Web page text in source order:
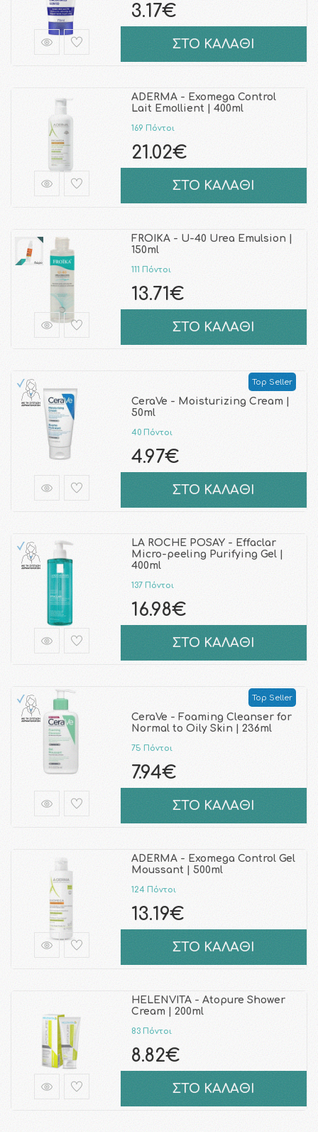
3.17€
ΣΤΟ ΚΑΛΑΘΙ
ADERMA - Exomega Control
Lait Emollient | 400ml
169 Πόντοι
21.02€
ΣΤΟ ΚΑΛΑΘΙ
FROIKA - U-40 Urea Emulsion |
150ml
111 Πόντοι
13.71€
ΣΤΟ ΚΑΛΑΘΙ
Top Seller
CeraVe - Moisturizing Cream |
50ml
40 Πόντοι
4.97€
ΣΤΟ ΚΑΛΑΘΙ
LA ROCHE POSAY - Effaclar
Micro-peeling Purifying Gel |
400ml
137 Πόντοι
16.98€
ΣΤΟ ΚΑΛΑΘΙ
Top Seller
CeraVe - Foaming Cleanser for
Normal to Oily Skin | 236ml
75 Πόντοι
7.94€
ΣΤΟ ΚΑΛΑΘΙ
ADERMA - Exomega Control Gel
Moussant | 500ml
124 Πόντοι
13.19€
ΣΤΟ ΚΑΛΑΘΙ
HELENVITA - Atopure Shower
Cream | 200ml
83 Πόντοι
8.82€
ΣΤΟ ΚΑΛΑΘΙ